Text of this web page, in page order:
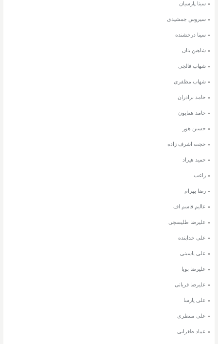
سینا پارسیان
سیروس جمشیدی
سینا درخشنده
شاهین بنان
شهاب فالجی
شهاب مظفری
حامد برادران
حامد همایون
حسین هور
حجت اشرف زاده
حمید هیراد
راغب
رضا بهرام
عالیم قاسم اف
علیرضا طلیسچی
علی خدابنده
علی یاسینی
علیرضا پویا
علیرضا قربانی
علی پارسا
علی منتظری
عماد طغرایی